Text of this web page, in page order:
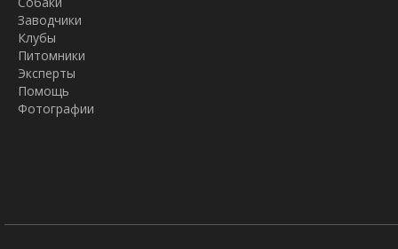
Заводчики
Клубы
Питомники
Эксперты
Помощь
Фотографии